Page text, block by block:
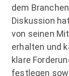
dem
Diskussion
von seinen
erhalten und
klare
festlegen